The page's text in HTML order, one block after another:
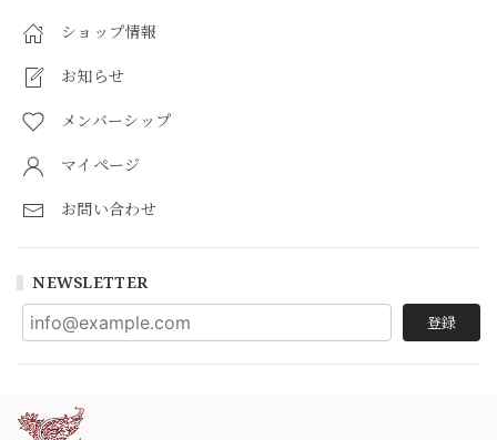
ショップ情報
お知らせ
メンバーシップ
マイページ
お問い合わせ
NEWSLETTER
登録